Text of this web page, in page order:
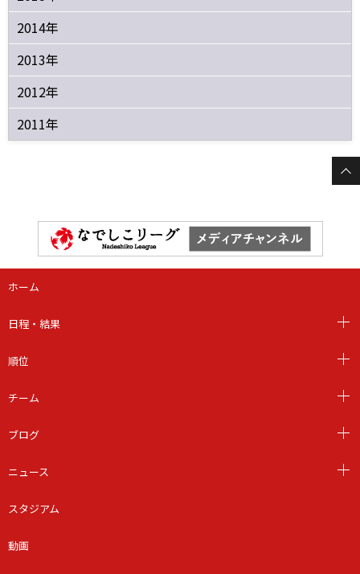
2014年
2013年
2012年
2011年
ホーム
日程・結果
順位
チーム
ブログ
ニュース
スタジアム
動画